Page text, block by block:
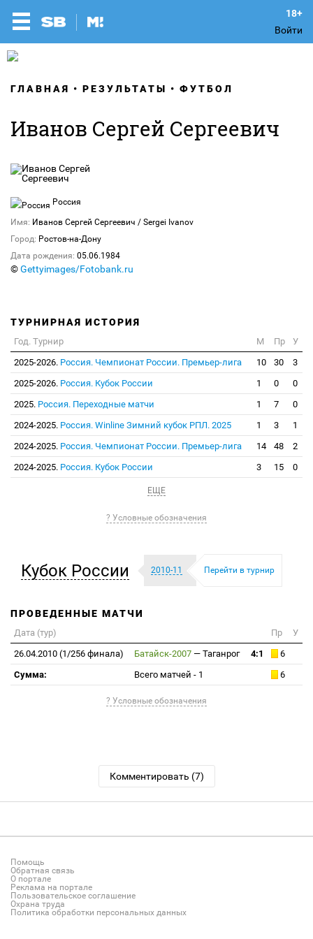
Войти
ГЛАВНАЯ РЕЗУЛЬТАТЫ ФУТБОЛ
Иванов Сергей Сергеевич
Россия
Имя: Иванов Сергей Сергеевич / Sergei Ivanov
Город: Ростов-на-Дону
Дата рождения: 05.06.1984
©Gettyimages/Fotobank.ru
ТУРНИРНАЯ ИСТОРИЯ
Год. Турнир М Пр
У
2025-2026. Россия. Чемпионат России. Премьер-лига 10 30
3
2025-2026. Россия. Кубок России 1 0
0
2025. Россия. Переходные матчи 1 7
0
2024-2025. Россия. Winline Зимний кубок РПЛ. 2025 1 3
1
2024-2025. Россия. Чемпионат России. Премьер-лига 14 48
2
2024-2025. Россия. Кубок России 3 15 0
ЕЩЕ
? Условные обозначения
Кубок России 2010-11 Перейти в турнир
ПРОВЕДЕННЫЕ МАТЧИ
Дата (тур) Пр
У
26.04.2010 (1/256 финала)
Батайск-2007 — Таганрог 4:1
6
Сумма:
Всего матчей - 1 6
? Условные обозначения
Комментировать (7)
Помощь
Обратная связь
О портале
Реклама на портале
Пользовательское соглашение
Охрана труда
Политика обработки персональных данных